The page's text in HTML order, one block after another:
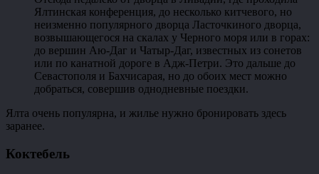
Ялтинская конференция, до несколько китчевого, но
неизменно популярного дворца Ласточкиного дворца,
возвышающегося на скалах у Черного моря или в горах:
до вершин Аю-Даг и Чатыр-Даг, известных из сонетов
или по канатной дороге в Адж-Петри. Это дальше до
Севастополя и Бахчисарая, но до обоих мест можно
добраться, совершив однодневные поездки.
Ялта очень популярна, и жилье нужно бронировать здесь
заранее.
Коктебель